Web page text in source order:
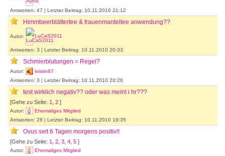
Antworten: 47 | Letzter Beitrag: 10.11.2010 21:12
Himmbeerblättertee & frauenmanteltee anwendung??
Autor: LuCaS2011
Antworten: 3 | Letzter Beitrag: 10.11.2010 20:33
Schmierblutungen = Regel?
Autor:
kristin87
Antworten: 3 | Letzter Beitrag: 10.11.2010 20:26
test wirklich negativ?? oder was meint i hr???
[Gehe zu Seite: 1 2 ]
Autor:
Ehemaliges Mitglied
Antworten: 28 | Letzter Beitrag: 10.11.2010 19:35
Ovus seit 6 Tagen morgens positiv!!
[Gehe zu Seite: 1 2 3 4 5 ]
Autor:
Ehemaliges Mitglied